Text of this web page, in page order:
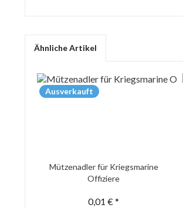
Ähnliche Artikel
Ausverkauft
Mützenadler für Kriegsmarine
Offiziere
0,01 € *